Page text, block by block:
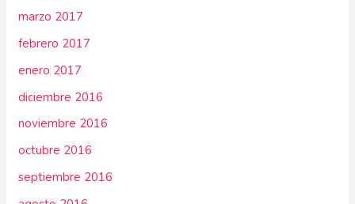
marzo 2017
febrero 2017
enero 2017
diciembre 2016
noviembre 2016
octubre 2016
septiembre 2016